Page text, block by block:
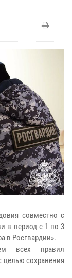
совместно с
в период с 1 по 3
в Росгвардии».
всех правил
целью сохранения